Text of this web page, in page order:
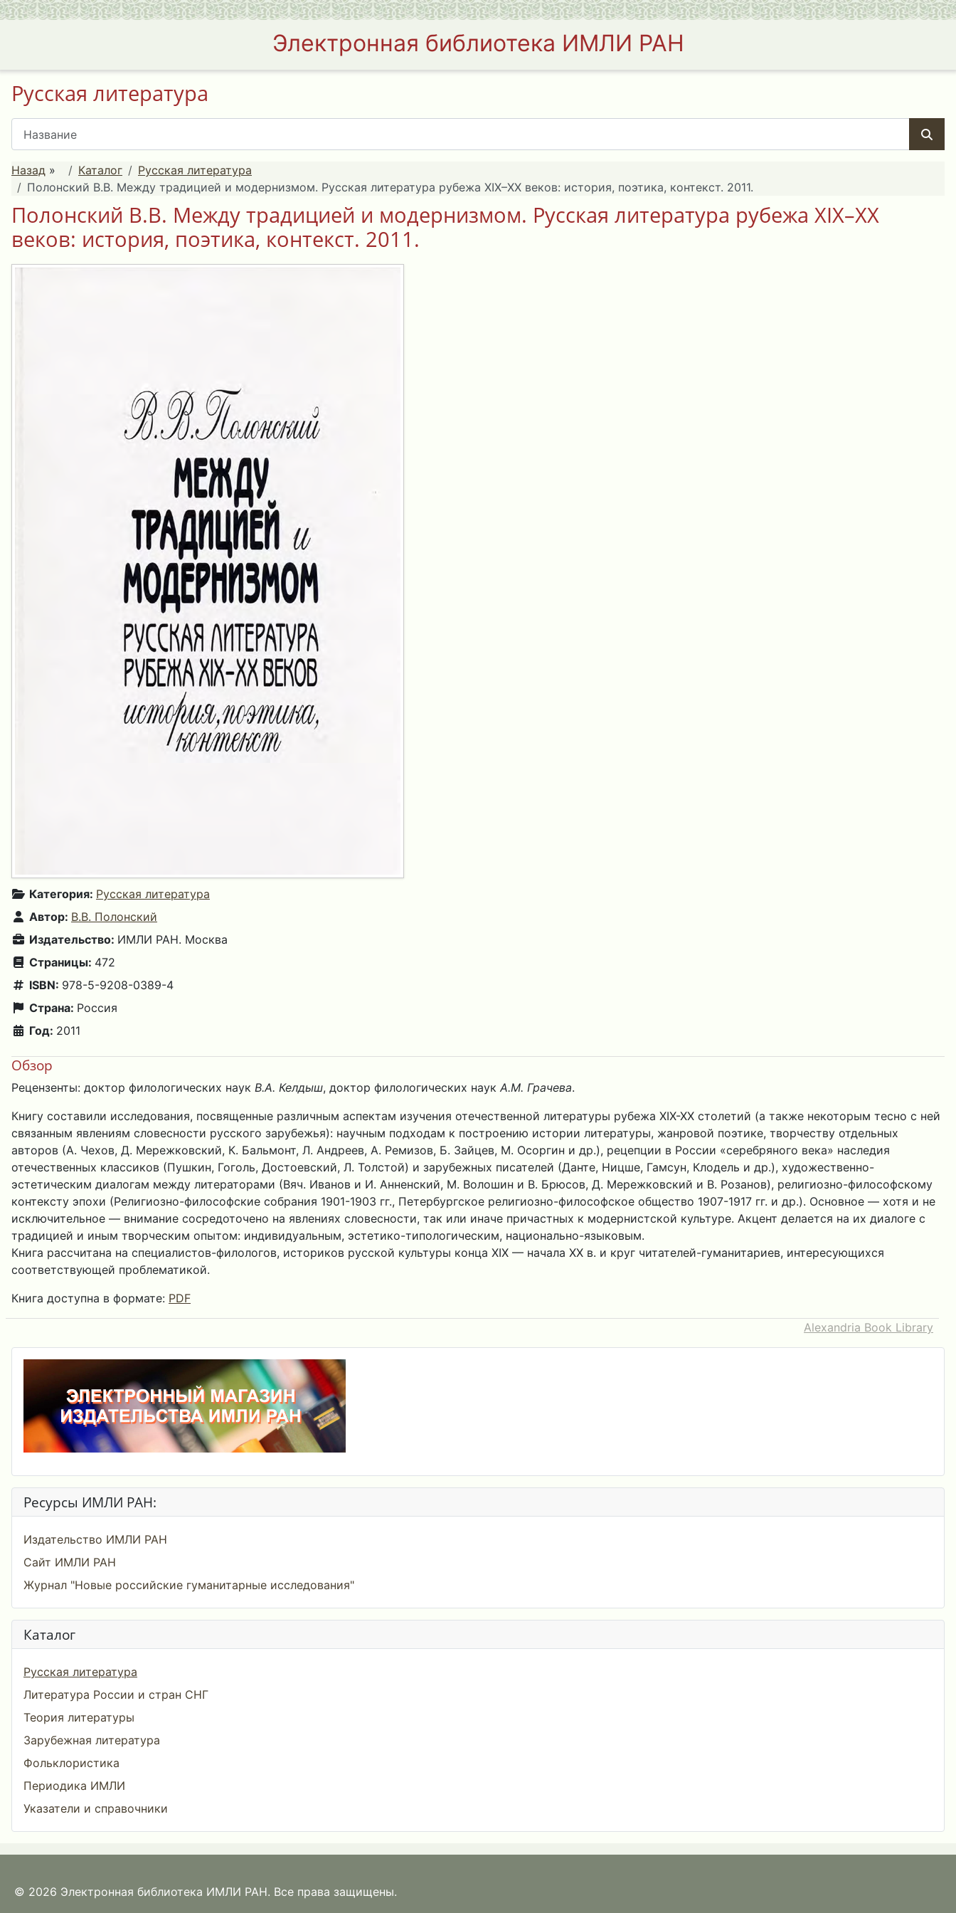
Электронная библиотека ИМЛИ РАН
Русская литература
Назад » Каталог
Русская литература
Полонский В.В. Между традицией и модернизмом. Русская литература рубежа XIX–XX веков: история, поэтика, контекст. 2011.
Полонский В.В. Между традицией и модернизмом. Русская литература рубежа XIX–XX
веков: история, поэтика, контекст. 2011.
Категория: Русская литература
Автор: В.В. Полонский
Издательство: ИМЛИ РАН. Москва
Страницы: 472
ISBN: 978-5-9208-0389-4
Страна: Россия
Год: 2011
Обзор
Рецензенты: доктор филологических наук В.А. Келдыш, доктор филологических наук А.М. Грачева.
Книгу составили исследования, посвященные различным аспектам изучения отечественной литературы рубежа XIX-XX столетий (а также некоторым тесно с ней
связанным явлениям словесности русского зарубежья): научным подходам к построению истории литературы, жанровой поэтике, творчеству отдельных
авторов (А. Чехов, Д. Мережковский, К. Бальмонт, Л. Андреев, А. Ремизов, Б. Зайцев, М. Осоргин и др.), рецепции в России «серебряного века» наследия
отечественных классиков (Пушкин, Гоголь, Достоевский, Л. Толстой) и зарубежных писателей (Данте, Ницше, Гамсун, Клодель и др.), художественно-
эстетическим диалогам между литераторами (Вяч. Иванов и И. Анненский, М. Волошин и В. Брюсов, Д. Мережковский и В. Розанов), религиозно-философскому
контексту эпохи (Религиозно-философские собрания 1901-1903 гг., Петербургское религиозно-философское общество 1907-1917 гг. и др.). Основное — хотя и не
исключительное — внимание сосредоточено на явлениях словесности, так или иначе причастных к модернистской культуре. Акцент делается на их диалоге с
традицией и иным творческим опытом: индивидуальным, эстетико-типологическим, национально-языковым.
Книга рассчитана на специалистов-филологов, историков русской культуры конца XIX — начала XX в. и круг читателей-гуманитариев, интересующихся
соответствующей проблематикой.
Книга доступна в формате: PDF
Alexandria Book Library
Ресурсы ИМЛИ РАН:
Издательство ИМЛИ РАН
Сайт ИМЛИ РАН
Журнал "Новые российские гуманитарные исследования"
Каталог
Русская литература
Литература России и стран СНГ
Теория литературы
Зарубежная литература
Фольклористика
Периодика ИМЛИ
Указатели и справочники
© 2026 Электронная библиотека ИМЛИ РАН. Все права защищены.